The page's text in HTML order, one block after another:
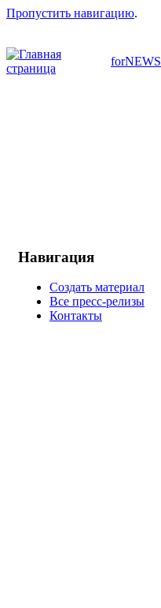
Пропустить навигацию.
forNEWS
Навигация
Создать материал
Все пресс-релизы
Контакты